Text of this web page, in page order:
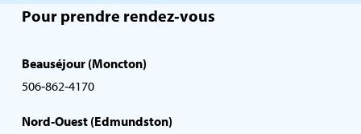
Pour prendre rendez‑vous
Beauséjour (Moncton)
506‑862‑4170
Nord‑Ouest (Edmundston)